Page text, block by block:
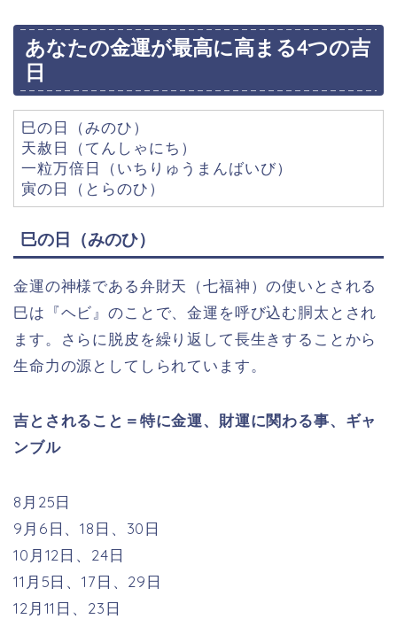
あなたの金運が最高に高まる4つの吉
日
巳の日（みのひ）
天赦日（てんしゃにち）
一粒万倍日（いちりゅうまんばいび）
寅の日（とらのひ）
巳の日（みのひ）
金運の神様である弁財天（七福神）の使いとされる
巳は『ヘビ』のことで、金運を呼び込む胴太とされ
ます。さらに脱皮を繰り返して長生きすることから
生命力の源としてしられています。
吉とされること＝特に金運、財運に関わる事、ギャ
ンブル
8月25日
9月6日、18日、30日
10月12日、24日
11月5日、17日、29日
12月11日、23日